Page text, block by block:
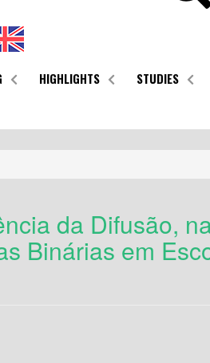
HIGHLIGHTS STUDIES
da Difusão,
Binárias em